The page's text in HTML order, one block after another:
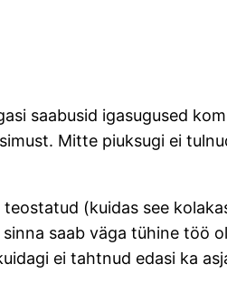
saabusid igasugused
Mitte piuksugi ei
(kuidas see
saab väga tühine töö
ei tahtnud edasi ka